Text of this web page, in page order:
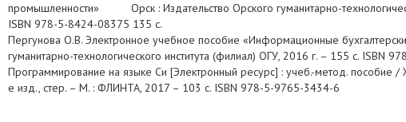
промышленности» Орск : Издательство Орского гуманитарно-
ISBN 978-5-8424-08375 135 с.
Пергунова О.В. Электронное учебное пособие «Информационные
гуманитарно-технологического института (филиал) ОГУ, 2016 г. – 155 с. ISBN
Программирование на языке Си [Электронный ресурс] : учеб.-метод. пособие
е изд., стер. – М. : ФЛИНТА, 2017 – 103 с. ISBN 978-5-9765-3434-6